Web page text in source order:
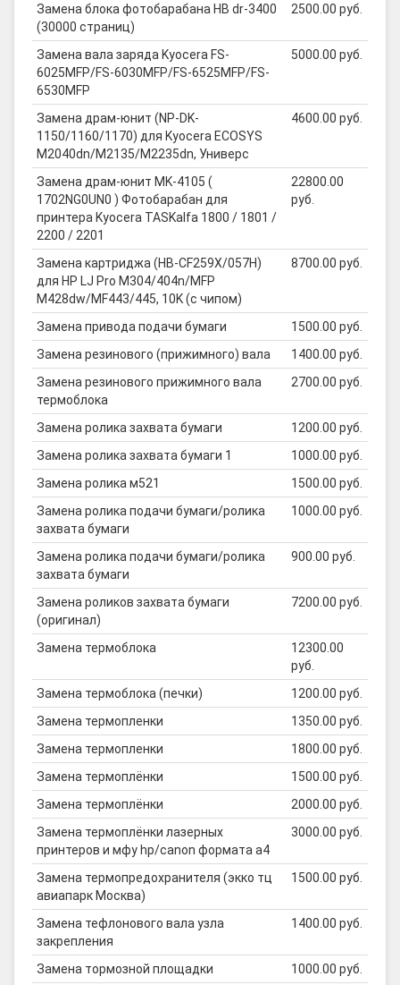
Замена блока фотобарабана HB dr-3400
(30000 страниц)
2500.00 руб.
Замена вала заряда Kyocera FS-
6025MFP/FS-6030MFP/FS-6525MFP/FS-
6530MFP
5000.00 руб.
Замена драм-юнит (NP-DK-
1150/1160/1170) для Kyocera ECOSYS
M2040dn/M2135/M2235dn, Универс
4600.00 руб.
Замена драм-юнит MK-4105 (
1702NG0UN0 ) Фотобарабан для
принтера Kyocera TASKalfa 1800 / 1801 /
2200 / 2201
22800.00
руб.
Замена картриджа (HB-CF259X/057H)
для HP LJ Pro M304/404n/MFP
M428dw/MF443/445, 10K (с чипом)
8700.00 руб.
Замена привода подачи бумаги
1500.00 руб.
Замена резинового (прижимного) вала
1400.00 руб.
Замена резинового прижимного вала
термоблока
2700.00 руб.
Замена ролика захвата бумаги
1200.00 руб.
Замена ролика захвата бумаги 1
1000.00 руб.
Замена ролика м521
1500.00 руб.
Замена ролика подачи бумаги/ролика
захвата бумаги
1000.00 руб.
Замена ролика подачи бумаги/ролика
захвата бумаги
900.00 руб.
Замена роликов захвата бумаги
(оригинал)
7200.00 руб.
Замена термоблока
12300.00
руб.
Замена термоблока (печки)
1200.00 руб.
Замена термопленки
1350.00 руб.
Замена термопленки
1800.00 руб.
Замена термоплёнки
1500.00 руб.
Замена термоплёнки
2000.00 руб.
Замена термоплёнки лазерных
принтеров и мфу hp/canon формата а4
3000.00 руб.
Замена термопредохранителя (экко тц
авиапарк Москва)
1500.00 руб.
Замена тефлонового вала узла
закрепления
1400.00 руб.
Замена тормозной площадки 1000.00 руб.